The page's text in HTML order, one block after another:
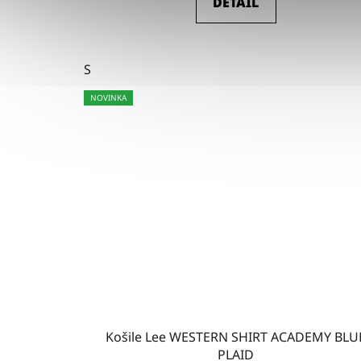
S
NOVINKA
Košile Lee WESTERN SHIRT ACADEMY
PLAID